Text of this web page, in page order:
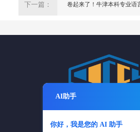
下一篇： 卷起来了！牛津本科专业语
AI助手
你好，我是您的 AI 助手